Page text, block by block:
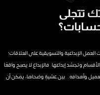
الإبداعية والتسويقية على العلاقات؛
وتجسَّد إبداعها. فالإبداع لا يصبح واقعًا
وأهدافه. بين عشيةٍ وضحاها، يمكن أن